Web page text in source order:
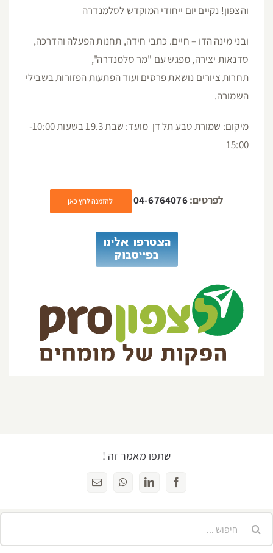
והצפון! נקיים יום ייחודי המוקדש לסלמנדרה
ובני מינה הדו – חיים. כתבי חידה, תחנות הפעלה והדרכה,
סדנאות יצירה, מפגש עם "מר סלמנדרה",
תחרות ציורים נושאת פרסים ועוד הפתעות הפזורות בשבילי
השמורה.
מיקום: שמורת טבע תל דן מועד: שבת 19.3 בשעות 10:00-
15:00
לפרטים:04-6764076 להזמנה לחץ כאן
שתפו מאמר זה !
Facebook
LinkedIn
WhatsAppכתובת